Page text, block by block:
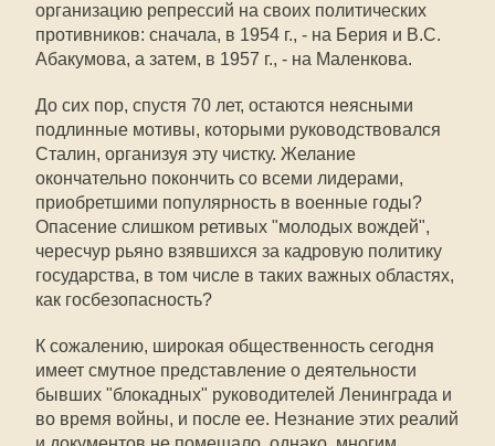
организацию репрессий на своих политических
противников: сначала, в 1954 г., - на Берия и В.С.
Абакумова, а затем, в 1957 г., - на Маленкова.
До сих пор, спустя 70 лет, остаются неясными
подлинные мотивы, которыми руководствовался
Сталин, организуя эту чистку. Желание
окончательно покончить со всеми лидерами,
приобретшими популярность в военные годы?
Опасение слишком ретивых "молодых вождей",
чересчур рьяно взявшихся за кадровую политику
государства, в том числе в таких важных областях,
как госбезопасность?
К сожалению, широкая общественность сегодня
имеет смутное представление о деятельности
бывших "блокадных" руководителей Ленинграда и
во время войны, и после ее. Незнание этих реалий